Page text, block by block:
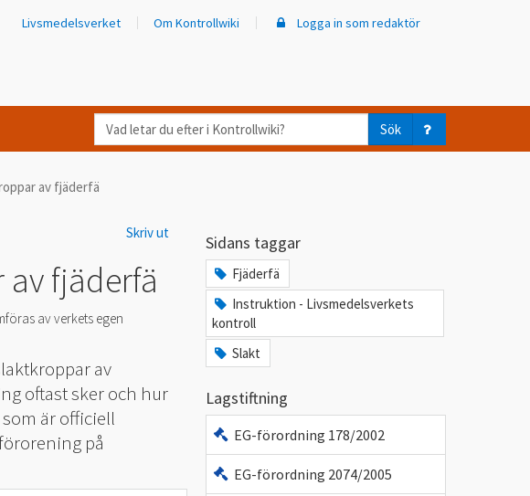
Livsmedelsverket Om Kontrollwiki Logga in som redaktör
Vad
letar
efter
Kontrollwiki?
Sök
av fjäderfä
Skriv ut
fjäderfä
av verkets egen
av
oftast sker och hur
är officiell
på
Sidans taggar
Fjäderfä
Instruktion - Livsmedelsverkets
kontroll
Slakt
Lagstiftning
EG-förordning 178/2002
EG-förordning 2074/2005